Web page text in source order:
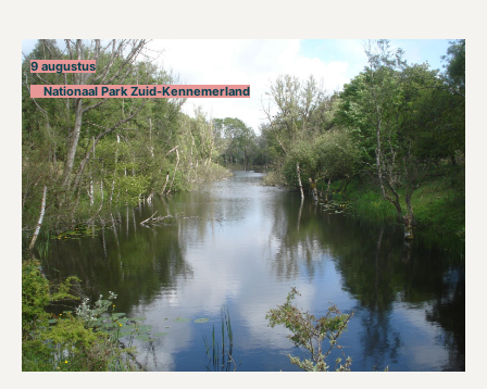
9 augustus
Nationaal Park Zuid-Kennemerland